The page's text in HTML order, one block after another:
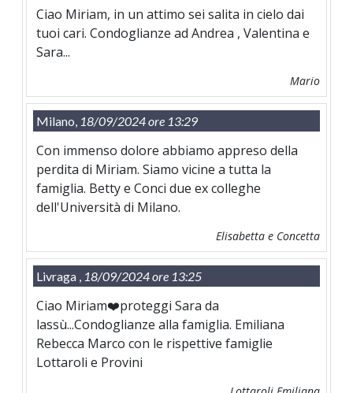
Ciao Miriam, in un attimo sei salita in cielo dai
tuoi cari. Condoglianze ad Andrea , Valentina e
Sara...
Mario
Milano, 18/09/2024 ore 13:29
Con immenso dolore abbiamo appreso della
perdita di Miriam. Siamo vicine a tutta la
famiglia. Betty e Conci due ex colleghe
dell'Università di Milano.
Elisabetta e Concetta
Livraga , 18/09/2024 ore 13:25
Ciao Miriam❤️proteggi Sara da
lassù...Condoglianze alla famiglia. Emiliana
Rebecca Marco con le rispettive famiglie
Lottaroli e Provini